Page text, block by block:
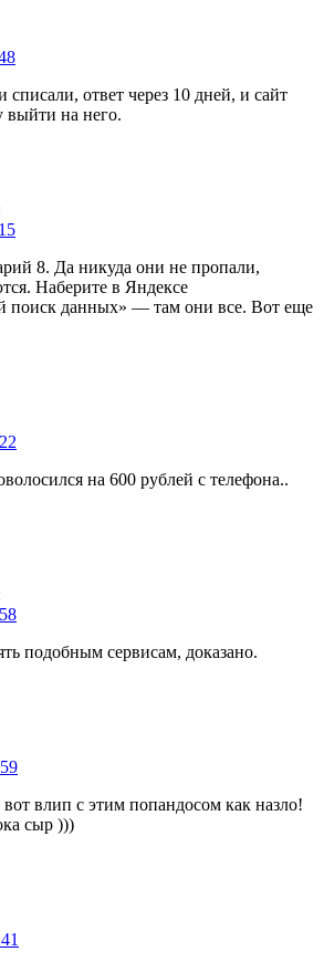
списали, ответ через 10 дней, и сайт
выйти на него.
8. Да никуда они не пропали,
Наберите в Яндексе
поиск данных» — там они все. Вот еще
на 600 рублей с телефона..
подобным сервисам, доказано.
влип с этим попандосом как назло!
сыр )))